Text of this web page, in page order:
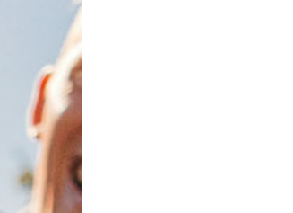
is breed en dankzij de handige functies
dat niet meer hoeft te doen. Dat is wel zo
vind je bij Social Deal: